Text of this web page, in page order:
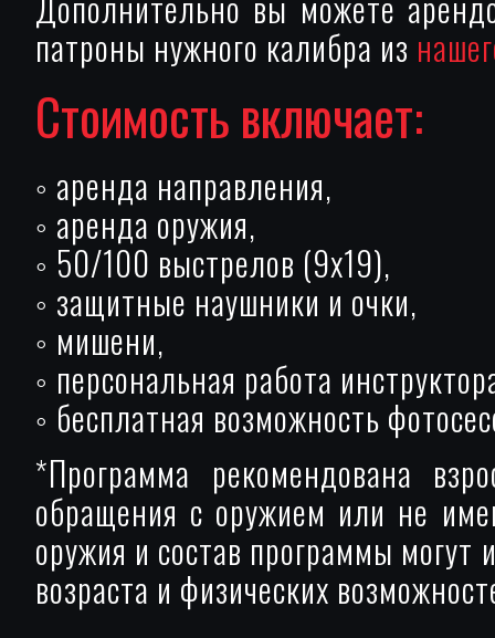
патроны нужного калибра из
Стоимость включает:
◦ аренда направления,
◦ аренда оружия,
◦ 50/100 выстрелов (9х19),
◦ защитные наушники и очки,
◦ мишени,
◦ персональная работа
◦ бесплатная возможность
*Программа рекомендована
обращения с оружием или не
оружия и состав программы могут
возраста и физических